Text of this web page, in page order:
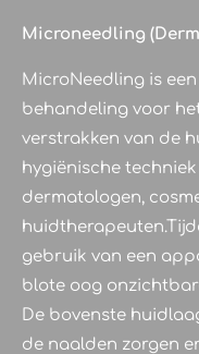
Microneedling
MicroNeedling is
behandeling voor
verstrakken van de
hygiënische
dermatologen,
gebruik van een
blote oog
De bovenste
de naalden zorgen